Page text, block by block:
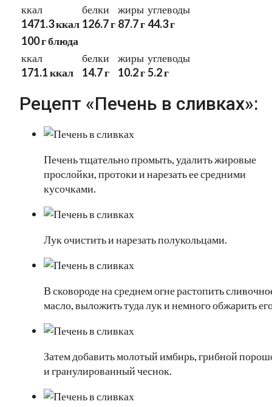
ккал
1471.3 ккал
белки
126.7 г
жиры
87.7 г
углеводы
44.3 г
100 г блюда
ккал
171.1 ккал
белки
14.7 г
жиры
10.2 г
углеводы
5.2 г
Рецепт «Печень в сливках»:
Печень тщательно промыть, удалить жировые
прослойки, протоки и нарезать ее средними
кусочками.
Лук очистить и нарезать полукольцами.
В сковороде на среднем огне растопить
масло, выложить туда лук и немного обжарить
Затем добавить молотый имбирь, грибной
и гранулированный чеснок.